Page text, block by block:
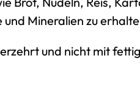
Mineralien zu
und nicht mit